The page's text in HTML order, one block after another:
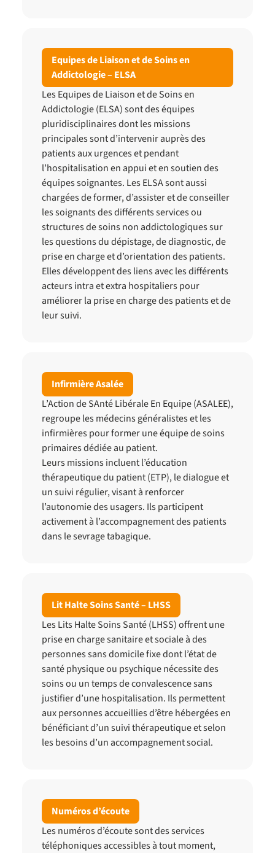
Equipes de Liaison et de Soins en
Addictologie – ELSA
Les Equipes de Liaison et de Soins en
Addictologie (ELSA) sont des équipes
pluridisciplinaires dont les missions
principales sont d’intervenir auprès des
patients aux urgences et pendant
l’hospitalisation en appui et en soutien des
équipes soignantes. Les ELSA sont aussi
chargées de former, d’assister et de conseiller
les soignants des différents services ou
structures de soins non addictologiques sur
les questions du dépistage, de diagnostic, de
prise en charge et d’orientation des patients.
Elles développent des liens avec les différents
acteurs intra et extra hospitaliers pour
améliorer la prise en charge des patients et de
leur suivi.
Infirmière Asalée
L’Action de SAnté Libérale En Equipe (ASALEE),
regroupe les médecins généralistes et les
infirmières pour former une équipe de soins
primaires dédiée au patient.
Leurs missions incluent l’éducation
thérapeutique du patient (ETP), le dialogue et
un suivi régulier, visant à renforcer
l’autonomie des usagers. Ils participent
activement à l’accompagnement des patients
dans le sevrage tabagique.
Lit Halte Soins Santé – LHSS
Les Lits Halte Soins Santé (LHSS) offrent une
prise en charge sanitaire et sociale à des
personnes sans domicile fixe dont l’état de
santé physique ou psychique nécessite des
soins ou un temps de convalescence sans
justifier d’une hospitalisation. Ils permettent
aux personnes accueillies d’être hébergées en
bénéficiant d’un suivi thérapeutique et selon
les besoins d’un accompagnement social.
Numéros d’écoute
Les numéros d’écoute sont des services
téléphoniques accessibles à tout moment,